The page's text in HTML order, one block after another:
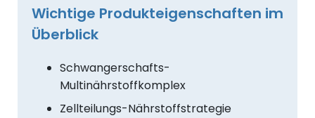
Wichtige Produkteigenschaften im
Überblick
Schwangerschafts-
Multinährstoffkomplex
Zellteilungs-Nährstoffstrategie